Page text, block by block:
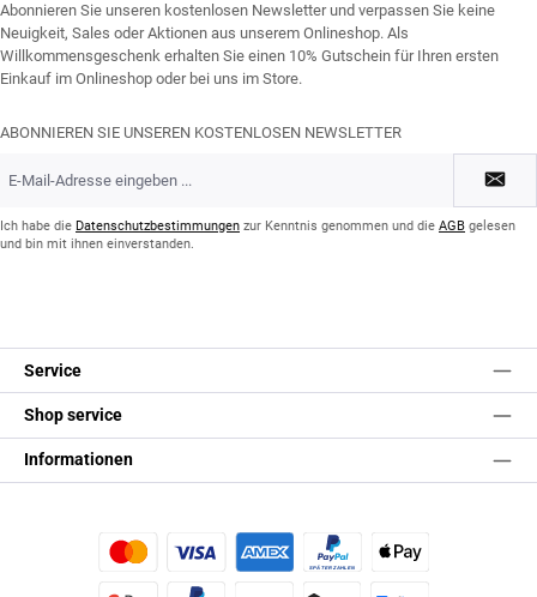
Abonnieren Sie unseren kostenlosen Newsletter und verpassen Sie keine
Neuigkeit, Sales oder Aktionen aus unserem Onlineshop. Als
Willkommensgeschenk erhalten Sie einen 10% Gutschein für Ihren ersten
Einkauf im Onlineshop oder bei uns im Store.
ABONNIEREN SIE UNSEREN KOSTENLOSEN NEWSLETTER
Mail-
*Ich habe die Datenschutzbestimmungen zur Kenntnis genommen und die AGB gelesen
und bin mit ihnen einverstanden.
Service
Shop service
Informationen
Kredit- oder Debitkarte Später BezahlenApple Pay